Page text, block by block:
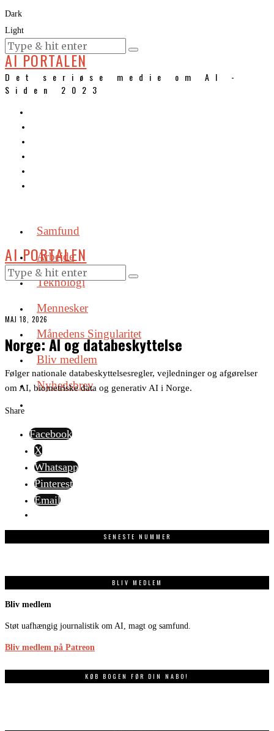
Dark
Light
KURSER
AI PORTALEN
Det seriøse medie om AI -
Siden 2023
Samfund
Arbejde
Teknologi
Mennesker
Månedens Singularitet
Bliv medlem
Nyhedsbrev
AI PORTALEN
MAJ 18, 2026
Norge: AI og databeskyttelse
Følger nationale databeskyttelsesregler, vejledninger og afgørelser
om AI, biometriske data og generativ AI i Norge.
Share
Facebook
X
Whatsapp
Pinterest
Email
SENESTE NUMMER
BLIV MEDLEM
Bliv medlem
Støt uafhængig journalistik om AI, magt og samfund.
Bliv medlem på Patreon
KØB BOGEN FØR DIN NABO!